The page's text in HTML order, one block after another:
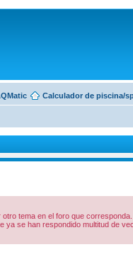
Calculador de piscina/
tema en el foro que corresponda.
se han respondido multitud de